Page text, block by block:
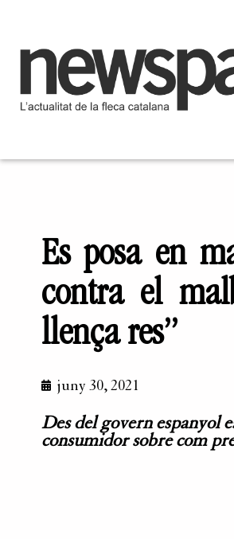
Es posa en
contra el
llença res”
juny 30, 2021
Des del govern espanyol
consumidor sobre com